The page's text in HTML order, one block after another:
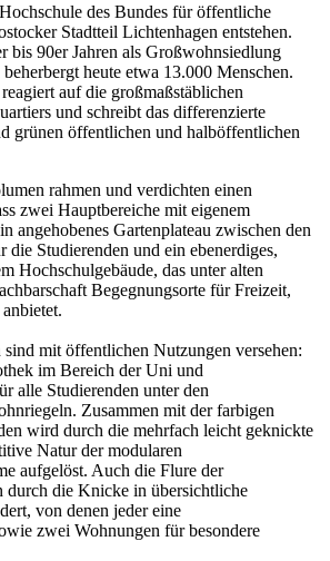
des Bundes für öffentliche
Stadtteil Lichtenhagen entstehen.
bis 90er Jahren als Großwohnsiedlung
heute etwa 13.000 Menschen.
auf die großmaßstäblichen
und schreibt das differenzierte
grünen öffentlichen und halböffentlichen
rahmen und verdichten einen
zwei Hauptbereiche mit eigenem
angehobenes Gartenplateau zwischen den
die Studierenden und ein ebenerdiges,
Hochschulgebäude, das unter alten
Begegnungsorte für Freizeit,
sind mit öffentlichen Nutzungen versehen:
im Bereich der Uni und
alle Studierenden unter den
Zusammen mit der farbigen
wird durch die mehrfach leicht geknickte
Natur der modularen
aufgelöst. Auch die Flure der
durch die Knicke in übersichtliche
von denen jeder eine
zwei Wohnungen für besondere